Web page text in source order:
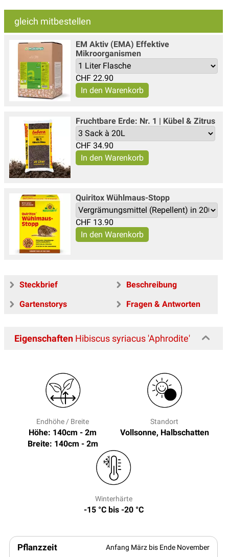
gleich mitbestellen
EM Aktiv (EMA) Effektive
Mikroorganismen
CHF 22.90
Fruchtbare Erde: Nr. 1 | Kübel & Zitrus
CHF 34.90
Quiritox Wühlmaus-Stopp
CHF 13.90
Steckbrief
Beschreibung
Gartenstorys
Fragen & Antworten
Eigenschaften Hibiscus syriacus 'Aphrodite'
Endhöhe / Breite
Höhe: 140cm - 2m
Breite: 140cm - 2m
Standort
Vollsonne, Halbschatten
Winterhärte
-15 °C bis -20 °C
Pflanzzeit Anfang März bis Ende November